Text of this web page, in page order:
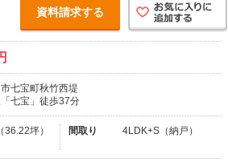
資料請求する
七宝町秋竹西堤
七宝」徒歩37分
（36.22坪）
間取り 4LDK+S（納戸）